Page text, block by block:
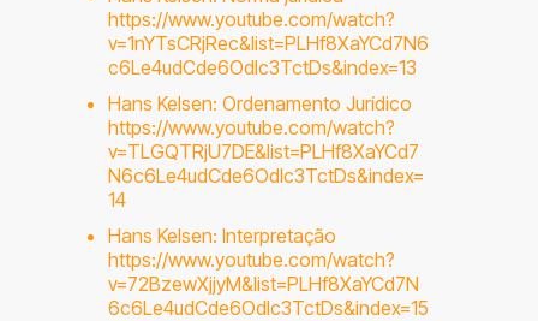
https://www.youtube.com/watch?
v=1nYTsCRjRec&list=PLHf8XaYCd7N6
c6Le4udCde6OdIc3TctDs&index=13
Hans Kelsen: Ordenamento Jurídico
https://www.youtube.com/watch?
v=TLGQTRjU7DE&list=PLHf8XaYCd7
N6c6Le4udCde6OdIc3TctDs&index=
14
Hans Kelsen: Interpretação
https://www.youtube.com/watch?
v=72BzewXjjyM&list=PLHf8XaYCd7N
6c6Le4udCde6OdIc3TctDs&index=15